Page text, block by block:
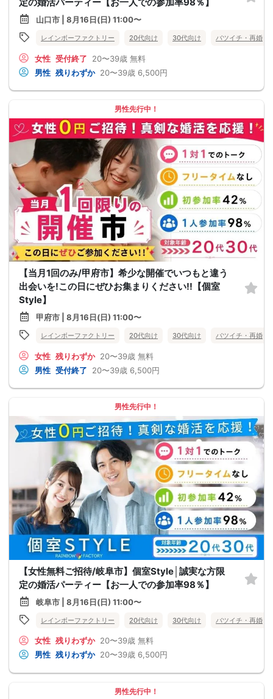
山口市 | 8月16日(日) 11:00〜
レインボーファクトリー 20代向け 30代向け バツイチ・再婚
女性 受付終了 20〜39歳 無料
男性 残りわずか 20〜39歳 6,500円
男性先行中！
【当月1回のみ/甲府市】希少な開催でいつもと違う
出会いを!この日にぜひお集まりください!!【個室
Style】
甲府市 | 8月16日(日) 11:00〜
レインボーファクトリー 20代向け 30代向け バツイチ・再婚
女性 残りわずか 20〜39歳 無料
男性 受付終了 20〜39歳 6,500円
男性先行中！
【女性無料ご招待/岐阜市】個室Style│誠実な方限
定の婚活パーティー【お一人での参加率98％】
岐阜市 | 8月16日(日) 11:00〜
レインボーファクトリー 20代向け 30代向け バツイチ・再婚
女性 残りわずか 20〜39歳 無料
男性 残りわずか 20〜39歳 6,500円
男性先行中！